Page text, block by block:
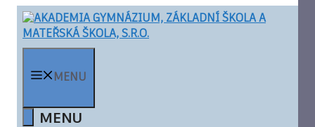
Přeskočit
obsah
MENU